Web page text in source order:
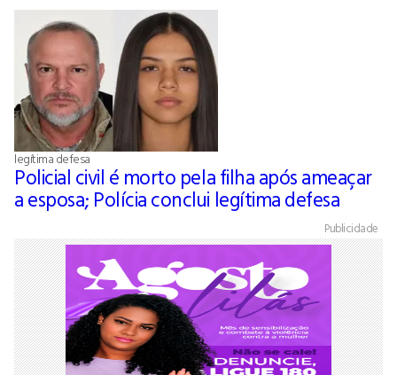
legítima defesa
Policial civil é morto pela filha após ameaçar
a esposa; Polícia conclui legítima defesa
Publicidade